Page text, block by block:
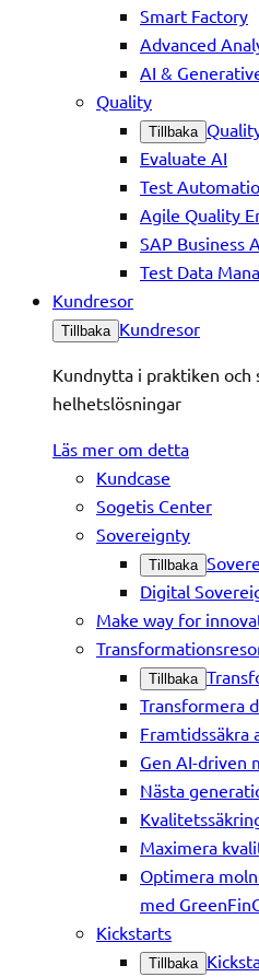
Smart Factory
Advanced
AI &
Quality
Tillbaka
Evaluate AI
Test
Agile Quality
SAP Business
Test Data
Kundresor
Tillbaka Kundresor
Kundnytta i praktiken och
helhetslösningar
Läs mer om detta
Kundcase
Sogetis Center
Sovereignty
Tillbaka
Digital
Make way for
Tillbaka
Transformera
Framtidssäkra
Gen AI-driven
Nästa
Maximera
Optimera
med
Kickstarts
Tillbaka